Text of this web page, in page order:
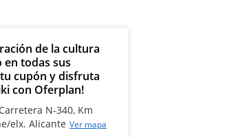
de la cultura
en todas sus
cupón y disfruta
con Oferplan!
Carretera N-340, Km
elx. Alicante Ver mapa